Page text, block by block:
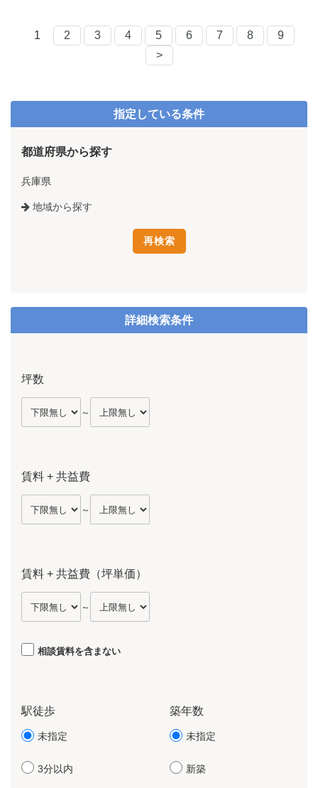
1 2 3 4 5 6 7 8
9
>
指定している条件
都道府県から探す
兵庫県
地域から探す
詳細検索条件
坪数
～
賃料 + 共益費
～
賃料 + 共益費（坪単価）
～
相談賃料を含まない
駅徒歩
未指定
3分以内
築年数
未指定
新築